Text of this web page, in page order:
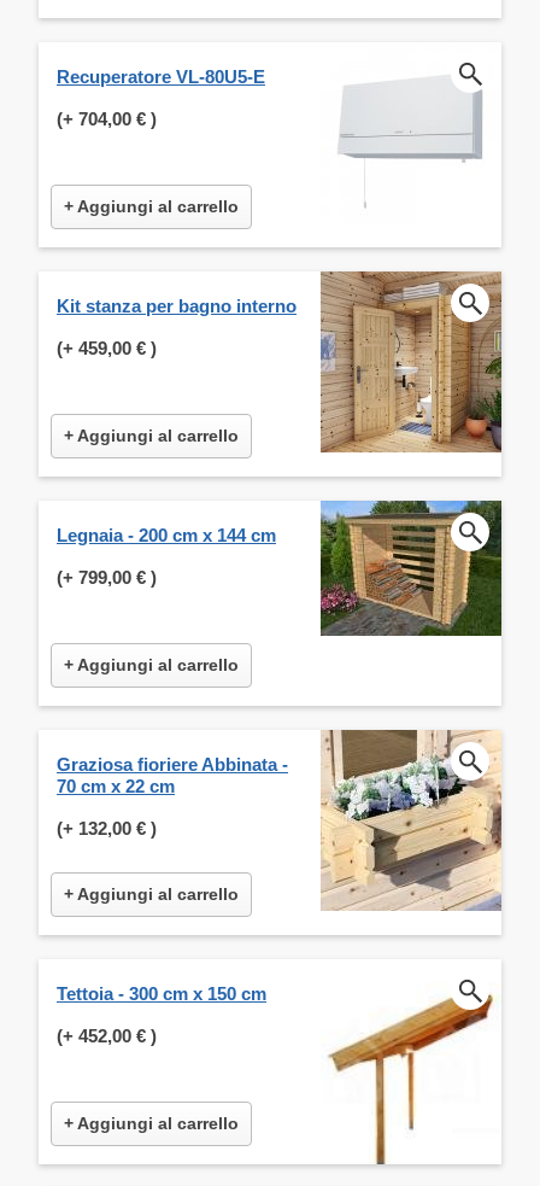
Recuperatore VL-80U5-E
(+ 704,00 € )
+ Aggiungi al carrello
Kit stanza per bagno interno
(+ 459,00 € )
+ Aggiungi al carrello
Legnaia - 200 cm x 144 cm
(+ 799,00 € )
+ Aggiungi al carrello
Graziosa fioriere Abbinata -
70 cm x 22 cm
(+ 132,00 € )
+ Aggiungi al carrello
Tettoia - 300 cm x 150 cm
(+ 452,00 € )
+ Aggiungi al carrello